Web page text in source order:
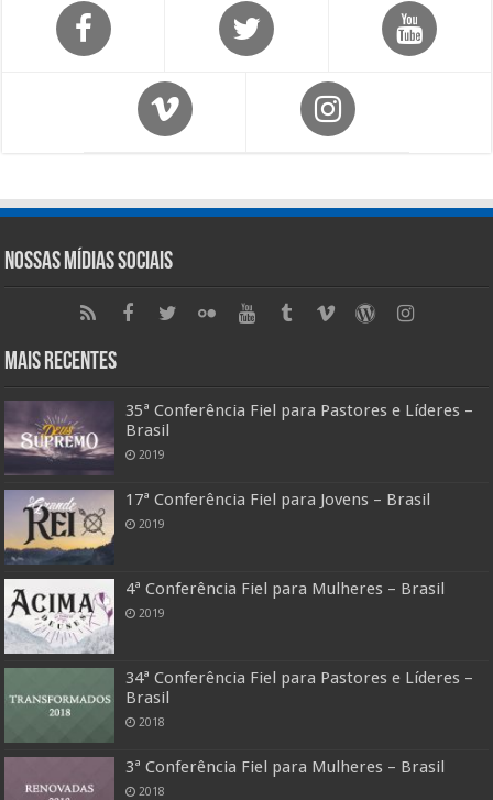
Nossas Mídias Sociais
Mais Recentes
35ª Conferência Fiel para Pastores e Líderes –
Brasil
2019
17ª Conferência Fiel para Jovens – Brasil
2019
4ª Conferência Fiel para Mulheres – Brasil
2019
34ª Conferência Fiel para Pastores e Líderes –
Brasil
2018
3ª Conferência Fiel para Mulheres – Brasil
2018